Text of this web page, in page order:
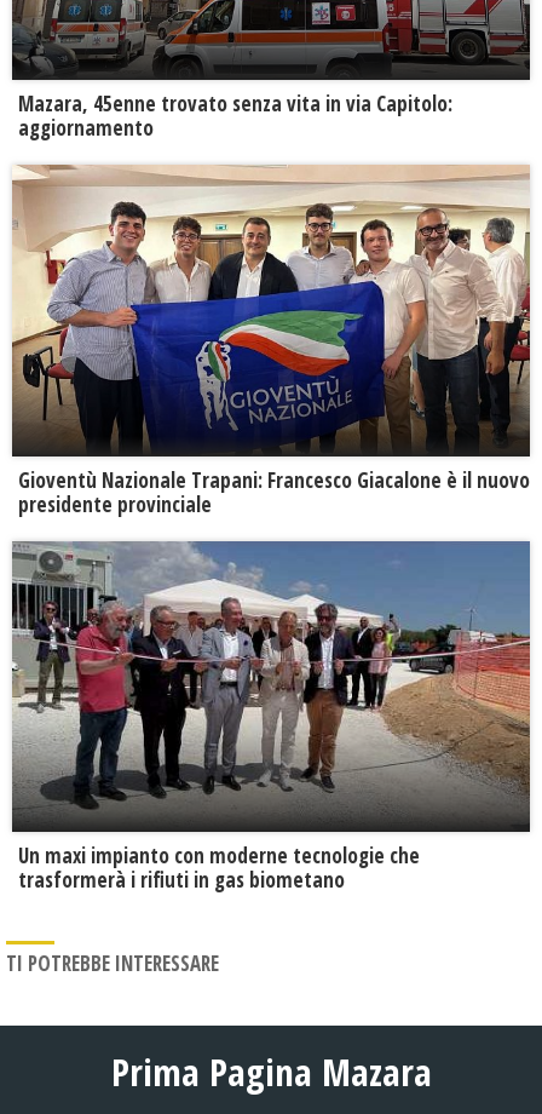
Mazara, 45enne trovato senza vita in via Capitolo:
aggiornamento
Gioventù Nazionale Trapani: Francesco Giacalone è il nuovo
presidente provinciale
Un maxi impianto con moderne tecnologie che
trasformerà i rifiuti in gas biometano
TI POTREBBE INTERESSARE
Prima Pagina Mazara